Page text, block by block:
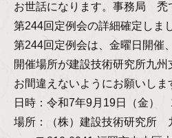
お世話になります。事務局 禿
第244回定例会の詳細確定しま
第244回定例会は、金曜日開催
開催場所が建設技術研究所九州
お間違えないようにお願いしま
日時：令和7年9月19日（金）
場所：（株）建設技術研究所